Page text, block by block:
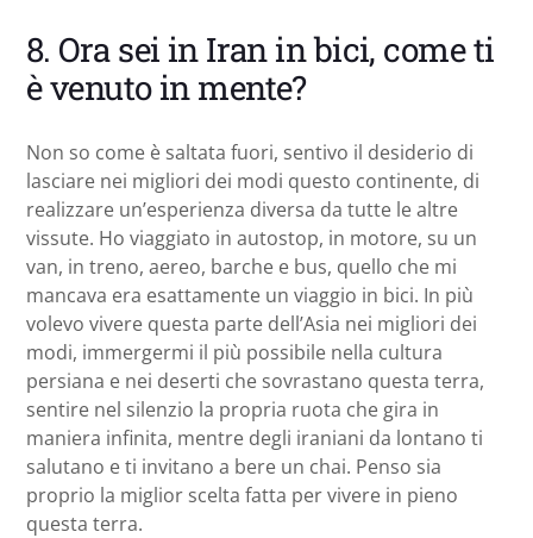
8. Ora sei in Iran in bici, come ti
è venuto in mente?
Non so come è saltata fuori, sentivo il desiderio di
lasciare nei migliori dei modi questo continente, di
realizzare un’esperienza diversa da tutte le altre
vissute. Ho viaggiato in autostop, in motore, su un
van, in treno, aereo, barche e bus, quello che mi
mancava era esattamente un viaggio in bici. In più
volevo vivere questa parte dell’Asia nei migliori dei
modi, immergermi il più possibile nella cultura
persiana e nei deserti che sovrastano questa terra,
sentire nel silenzio la propria ruota che gira in
maniera infinita, mentre degli iraniani da lontano ti
salutano e ti invitano a bere un chai. Penso sia
proprio la miglior scelta fatta per vivere in pieno
questa terra.